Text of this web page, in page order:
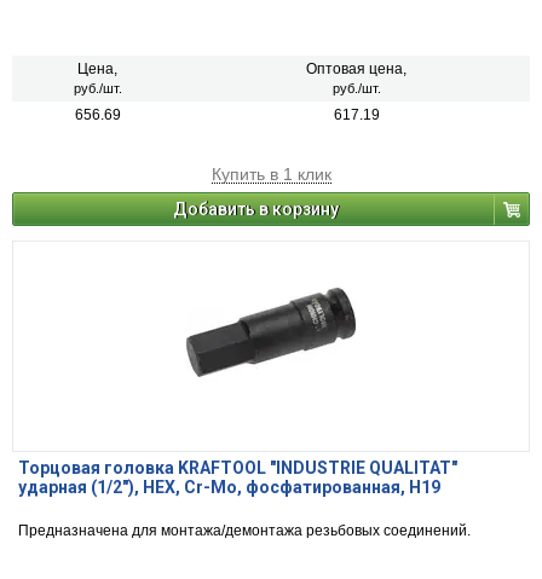
Цена,
руб./шт.
Оптовая цена,
руб./шт.
656.69 617.19
Купить в 1 клик
Добавить в корзину
Торцовая головка KRAFTOOL ″INDUSTRIE QUALITAT″
ударная (1/2″), HEX, Cr-Mo, фосфатированная, H19
Предназначена для монтажа/демонтажа резьбовых соединений.